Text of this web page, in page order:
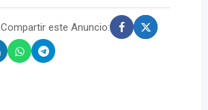
Compartir este Anuncio: